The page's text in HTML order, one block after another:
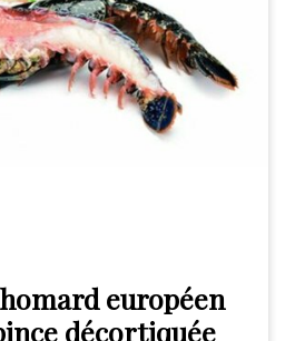
européen
décortiquée